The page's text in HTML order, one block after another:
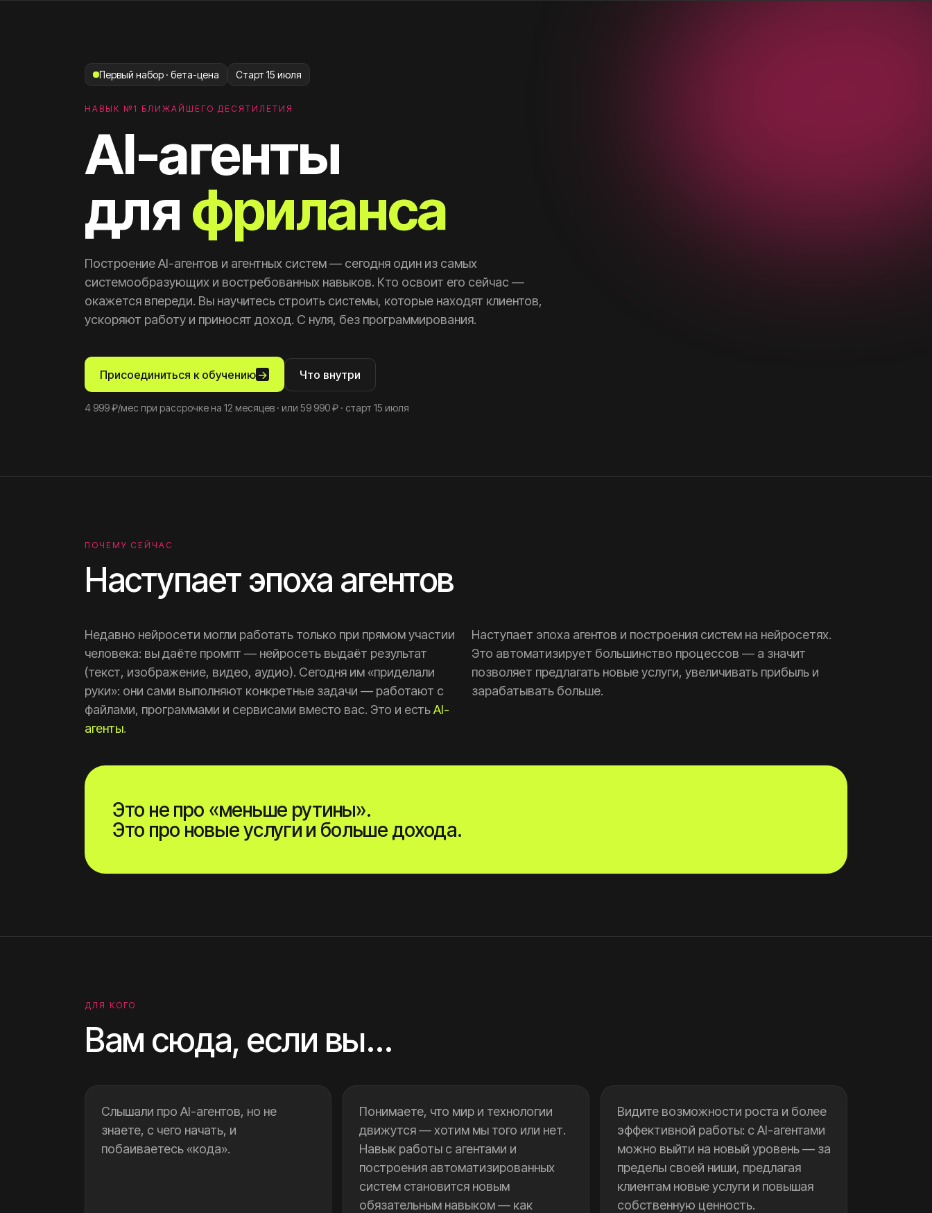
Первый набор · бета-цена Старт 15 июля
НАВЫК №1 БЛИЖАЙШЕГО ДЕСЯТИЛЕТИЯ
AI-агенты
дляфриланса
Построение AI-агентов и агентных систем — сегодня один из самых
системообразующих и востребованных навыков. Кто освоит его сейчас —
окажется впереди. Вы научитесь строить системы, которые находят клиентов,
ускоряют работу и приносят доход. С нуля, без программирования.
Присоединиться к обучению → Что внутри
4 999 ₽/мес при рассрочке на 12 месяцев · или 59 990 ₽ · старт 15 июля
ПОЧЕМУ СЕЙЧАС
Наступает эпоха агентов
Недавно нейросети могли работать только при прямом участии
человека: вы даёте промпт — нейросеть выдаёт результат
(текст, изображение, видео, аудио). Сегодня им «приделали
руки»: они сами выполняют конкретные задачи — работают с
файлами, программами и сервисами вместо вас. Это и естьAI-
агенты.
Наступает эпоха агентов и построения систем на нейросетях.
Это автоматизирует большинство процессов — а значит
позволяет предлагать новые услуги, увеличивать прибыль и
зарабатывать больше.
Это не про «меньше рутины».
Это про новые услуги и больше дохода.
ДЛЯ КОГО
Вам сюда, если вы…
Слышали про AI-агентов, но не
знаете, с чего начать, и
побаиваетесь «кода».
Понимаете, что мир и технологии
движутся — хотим мы того или нет.
Навык работы с агентами и
построения автоматизированных
систем становится новым
обязательным навыком — как
Видите возможности роста и более
эффективной работы: с AI-агентами
можно выйти на новый уровень — за
пределы своей ниши, предлагая
клиентам новые услуги и повышая
собственную ценность.